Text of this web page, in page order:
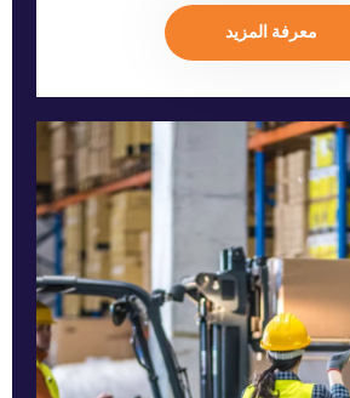
معرفة المزيد